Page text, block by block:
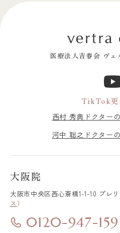
医療法人吉春会 ヴェ
TikTok更
西村 秀典ドクター
河中 聡之ドクター
大阪院
大阪市中央区西心斎橋1-1-10 プレ
ス ）
0120-947-159